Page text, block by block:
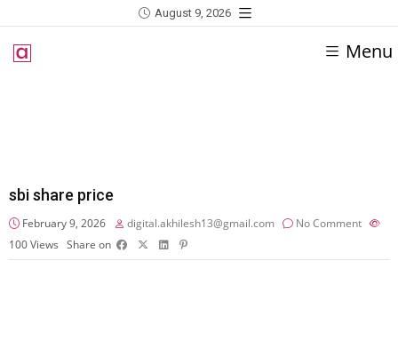
August 9, 2026
Menu
sbi share price
February 9, 2026 digital.akhilesh13@gmail.com
No Comment
100Views Share on